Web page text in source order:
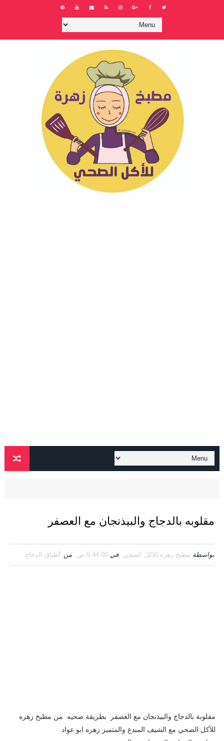
مقلوبه بالدجاج والبيذنجان مع العصفر
بواسطة مطبخ زهره للاكل الصحي في 9:44:00 ص من أطباق الدجاج
مقلوبة بالدجاج والبيذنجان مع العصفر بطريقة صحيه من مطبخ زهره
للأكل الصحي مع الشيف المبدع والمتميز زهره ابو عواد